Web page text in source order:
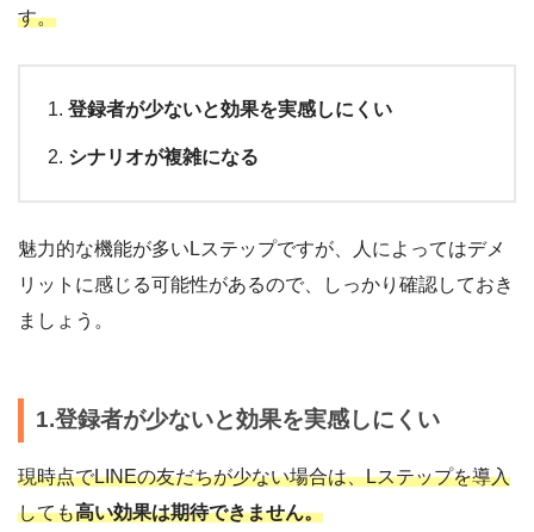
す。
登録者が少ないと効果を実感しにくい
シナリオが複雑になる
魅力的な機能が多いLステップですが、人によってはデメ
リットに感じる可能性があるので、しっかり確認しておき
ましょう。
1.登録者が少ないと効果を実感しにくい
現時点でLINEの友だちが少ない場合は、Lステップを導入
しても高い効果は期待できません。